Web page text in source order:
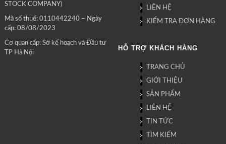
STOCK COMPANY)
Mã số thuế: 0110442240 – Ngày
cấp: 08/08/2023
Cơ quan cấp: Sở kế hoạch và Đầu tư
TP Hà Nội
LIÊN HỆ
KIỂM TRA ĐƠN HÀNG
HỖ TRỢ KHÁCH HÀNG
TRANG CHỦ
GIỚI THIỆU
SẢN PHẨM
LIÊN HỆ
TIN TỨC
TÌM KIẾM